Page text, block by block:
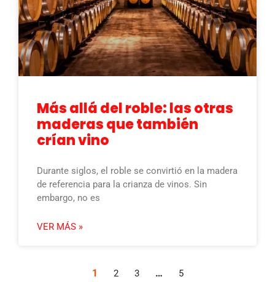
Más allá del roble: las otras
maderas que también
crían vino
Durante siglos, el roble se convirtió en la madera
de referencia para la crianza de vinos. Sin
embargo, no es
VER MÁS »
1 2 3 … 5